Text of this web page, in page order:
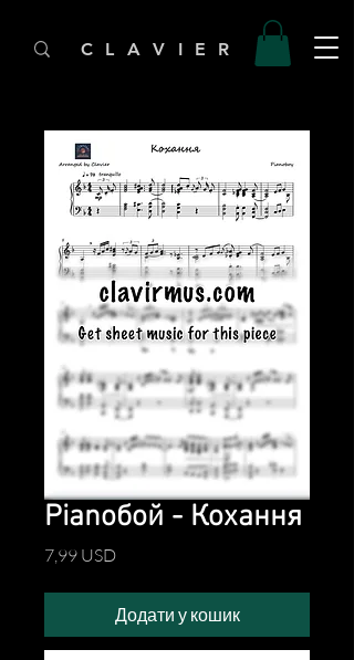
C L A V I E R
Pianoбой - Кохання
7,99 USDЦіна
Додати у кошик